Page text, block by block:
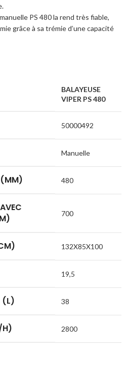
PS 480 la rend très fiable,
grâce à sa trémie d’une capacité
BALAYEUSE
VIPER PS 480
50000492
Manuelle
(MM) 480
700
132X85X100
19,5
(L) 38
H) 2800